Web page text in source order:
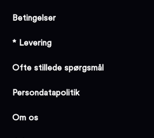
Betingelser
* Levering
Ofte stillede spørgsmål
Persondatapolitik
Om os